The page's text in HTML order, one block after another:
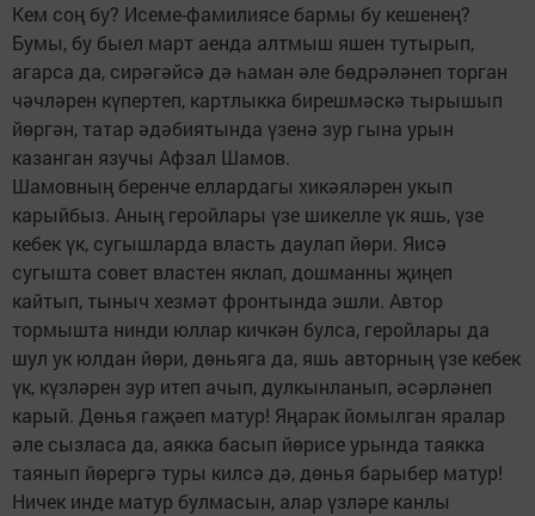
Кем соң бу? Исеме-фамилиясе бармы бу кешенең?
Бумы, бу быел март аенда алтмыш яшен тутырып,
агарса да, сирәгәйсә дә һаман әле бөдрәләнеп торган
чәчләрен күпертеп, картлыкка бирешмәскә тырышып
йөргән, татар әдәбиятында үзенә зур гына урын
казанган язучы Афзал Шамов.
Шамовның беренче еллардагы хикәяләрен укып
карыйбыз. Аның геройлары үзе шикелле үк яшь, үзе
кебек үк, сугышларда власть даулап йөри. Яисә
сугышта совет властен яклап, дошманны җиңеп
кайтып, тыныч хезмәт фронтында эшли. Автор
тормышта нинди юллар кичкән булса, геройлары да
шул ук юлдан йөри, дөньяга да, яшь авторның үзе кебек
үк, күзләрен зур итеп ачып, дулкынланып, әсәрләнеп
карый. Дөнья гаҗәеп матур! Яңарак йомылган яралар
әле сызласа да, аякка басып йөрисе урында таякка
таянып йөрергә туры килсә дә, дөнья барыбер матур!
Ничек инде матур булмасын, алар үзләре канлы